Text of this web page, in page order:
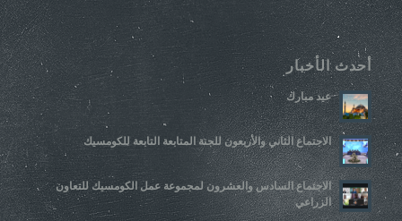
أحدث الأخبار
عيد مبارك
الاجتماع الثاني والأربعون للجنة المتابعة التابعة للكومسيك
الاجتماع السادس والعشرون لمجموعة عمل الكومسيك للتعاون
الزراعي